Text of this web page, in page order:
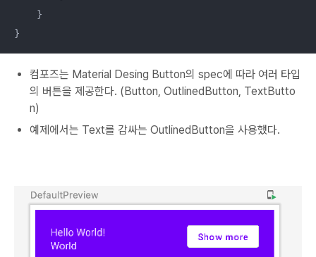
    }
}
컴포즈는 Material Desing Button의 spec에 따라 여러 타입
의 버튼을 제공한다. (Button, OutlinedButton, TextButto
n)
예제에서는 Text를 감싸는 OutlinedButton을 사용했다.